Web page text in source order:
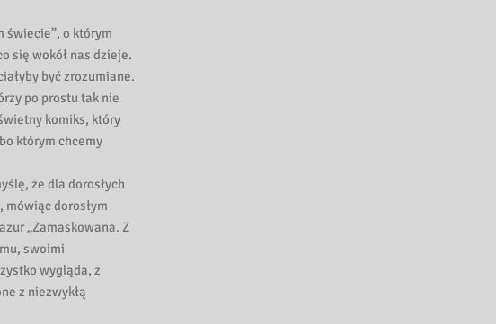
świecie”, o którym
się wokół nas dzieje.
być zrozumiane.
po prostu tak nie
komiks, który
którym chcemy
że dla dorosłych
dorosłym
„Zamaskowana. Z
swoimi
wygląda, z
z niezwykłą